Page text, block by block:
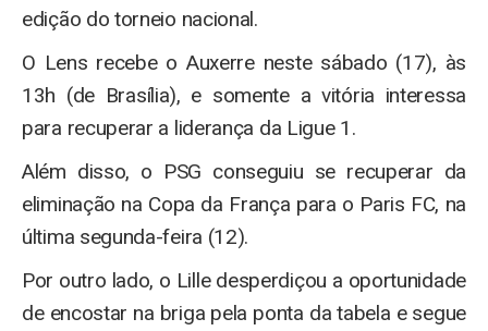
edição do torneio nacional.
O Lens recebe o Auxerre neste sábado (17), às
13h (de Brasília), e somente a vitória interessa
para recuperar a liderança da Ligue 1.
Além disso, o PSG conseguiu se recuperar da
eliminação na Copa da França para o Paris FC, na
última segunda-feira (12).
Por outro lado, o Lille desperdiçou a oportunidade
de encostar na briga pela ponta da tabela e segue